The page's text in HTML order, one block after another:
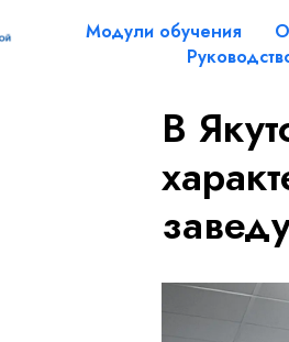
Модули обучения
В